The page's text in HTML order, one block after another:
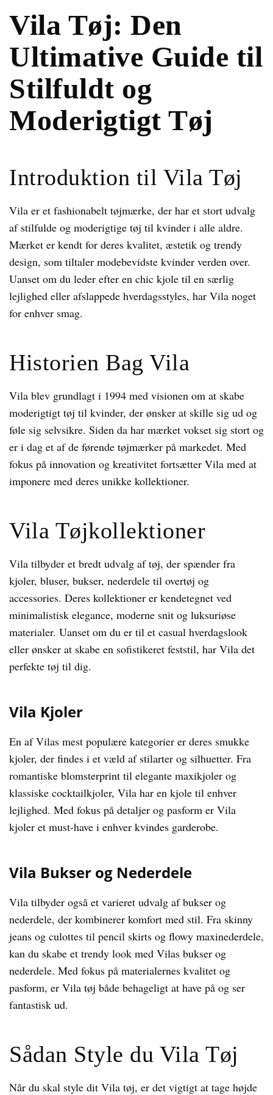
Vila Tøj: Den
Ultimative Guide til
Stilfuldt og
Moderigtigt Tøj
Introduktion til Vila Tøj
Vila er et fashionabelt tøjmærke, der har et stort udvalg
af stilfulde og moderigtige tøj til kvinder i alle aldre.
Mærket er kendt for deres kvalitet, æstetik og trendy
design, som tiltaler modebevidste kvinder verden over.
Uanset om du leder efter en chic kjole til en særlig
lejlighed eller afslappede hverdagsstyles, har Vila noget
for enhver smag.
Historien Bag Vila
Vila blev grundlagt i 1994 med visionen om at skabe
moderigtigt tøj til kvinder, der ønsker at skille sig ud og
føle sig selvsikre. Siden da har mærket vokset sig stort og
er i dag et af de førende tøjmærker på markedet. Med
fokus på innovation og kreativitet fortsætter Vila med at
imponere med deres unikke kollektioner.
Vila Tøjkollektioner
Vila tilbyder et bredt udvalg af tøj, der spænder fra
kjoler, bluser, bukser, nederdele til overtøj og
accessories. Deres kollektioner er kendetegnet ved
minimalistisk elegance, moderne snit og luksuriøse
materialer. Uanset om du er til et casual hverdagslook
eller ønsker at skabe en sofistikeret feststil, har Vila det
perfekte tøj til dig.
Vila Kjoler
En af Vilas mest populære kategorier er deres smukke
kjoler, der findes i et væld af stilarter og silhuetter. Fra
romantiske blomsterprint til elegante maxikjoler og
klassiske cocktailkjoler, Vila har en kjole til enhver
lejlighed. Med fokus på detaljer og pasform er Vila
kjoler et must-have i enhver kvindes garderobe.
Vila Bukser og Nederdele
Vila tilbyder også et varieret udvalg af bukser og
nederdele, der kombinerer komfort med stil. Fra skinny
jeans og culottes til pencil skirts og flowy maxinederdele,
kan du skabe et trendy look med Vilas bukser og
nederdele. Med fokus på materialernes kvalitet og
pasform, er Vila tøj både behageligt at have på og ser
fantastisk ud.
Sådan Style du Vila Tøj
Når du skal style dit Vila tøj, er det vigtigt at tage højde